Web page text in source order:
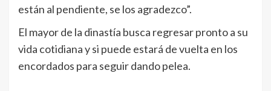
están al pendiente, se los agradezco”.
El mayor de la dinastía busca regresar pronto a su
vida cotidiana y si puede estará de vuelta en los
encordados para seguir dando pelea.